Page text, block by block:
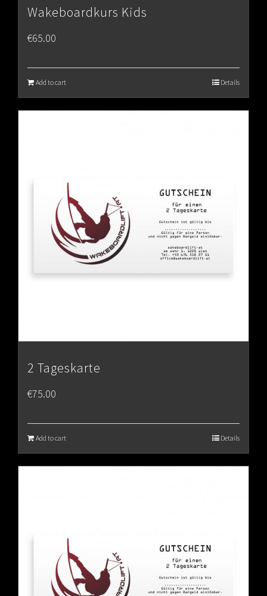
Wakeboardkurs Kids
€65.00
Add to cart Details
2 Tageskarte
€75.00
Add to cart Details